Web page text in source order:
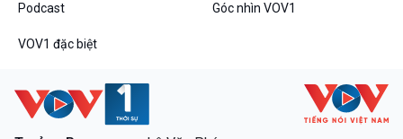
Podcast Góc nhìn VOV1
VOV1 đặc biệt